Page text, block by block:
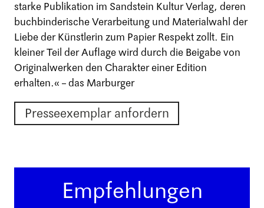
starke Publikation im Sandstein Kultur Verlag, deren
buchbinderische Verarbeitung und Materialwahl der
Liebe der Künstlerin zum Papier Respekt zollt. Ein
kleiner Teil der Auflage wird durch die Beigabe von
Originalwerken den Charakter einer Edition
erhalten.« – das Marburger
Presseexemplar anfordern
Empfehlungen